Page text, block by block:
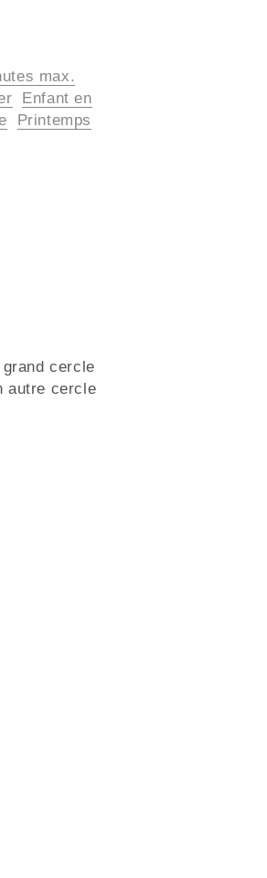
max.
Enfant en
Printemps
cercle
autre cercle